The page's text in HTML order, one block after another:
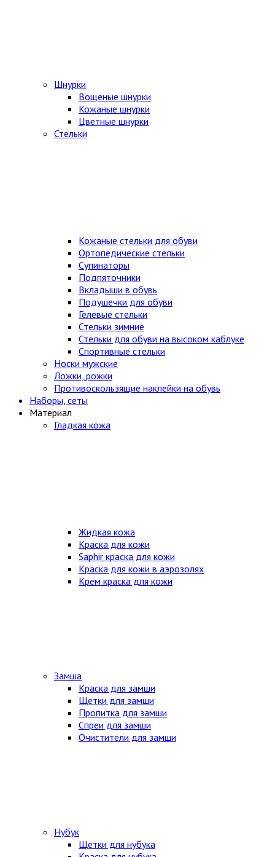
Шнурки
Вощеные шнурки
Кожаные шнурки
Цветные шнурки
Стельки
Кожаные стельки для обуви
Ортопедические стельки
Супинаторы
Подпяточники
Вкладыши в обувь
Подушечки для обуви
Гелевые стельки
Стельки зимние
Стельки для обуви на высоком каблуке
Спортивные стельки
Носки мужские
Ложки, рожки
Противоскользящие наклейки на обувь
Наборы, сеты
Материал
Гладкая кожа
Жидкая кожа
Краска для кожи
Saphir краска для кожи
Краска для кожи в аэрозолях
Крем краска для кожи
Замша
Краска для замши
Щетки для замши
Пропитка для замши
Спреи для замши
Очистители для замши
Нубук
Щетки для нубука